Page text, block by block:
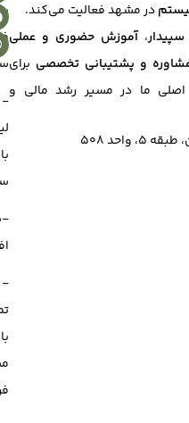
در مشهد فعالیت می‌کند.
،آموزش حضوری و عملی
مشاوره و پشتیبانی تخصصی برای
اصلی ما در مسیر رشد مالی و
-
-
با